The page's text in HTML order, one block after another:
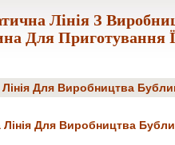
Лінія З
Для Приготування
Для Виробництва
Для Виробництва